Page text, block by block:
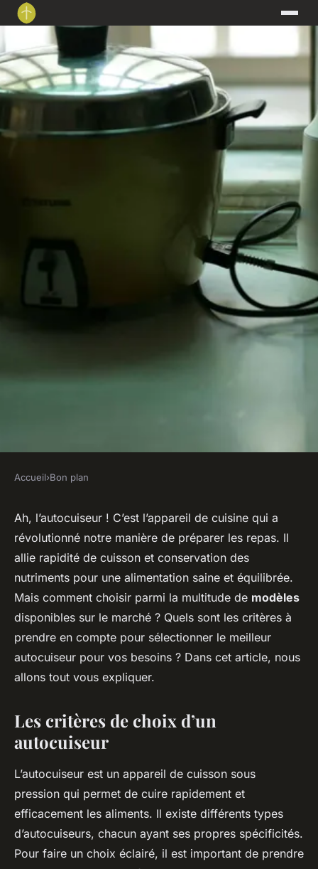
BON PLAN
Comment choisir un
autocuiseur pour des repas
rapides et sains ?
Joseph•26 février 2024• 5 min de lecture
Accueil›Bon plan
Ah, l’autocuiseur ! C’est l’appareil de cuisine qui a
révolutionné notre manière de préparer les repas. Il
allie rapidité de cuisson et conservation des
nutriments pour une alimentation saine et équilibrée.
Mais comment choisir parmi la multitude de modèles
disponibles sur le marché ? Quels sont les critères à
prendre en compte pour sélectionner le meilleur
autocuiseur pour vos besoins ? Dans cet article, nous
allons tout vous expliquer.
Les critères de choix d’un
autocuiseur
L’autocuiseur est un appareil de cuisson sous
pression qui permet de cuire rapidement et
efficacement les aliments. Il existe différents types
d’autocuiseurs, chacun ayant ses propres spécificités.
Pour faire un choix éclairé, il est important de prendre